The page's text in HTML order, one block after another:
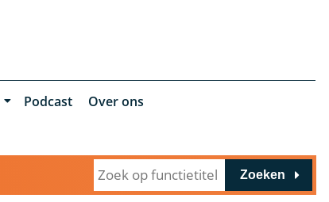
Podcast
Over ons
Zoeken